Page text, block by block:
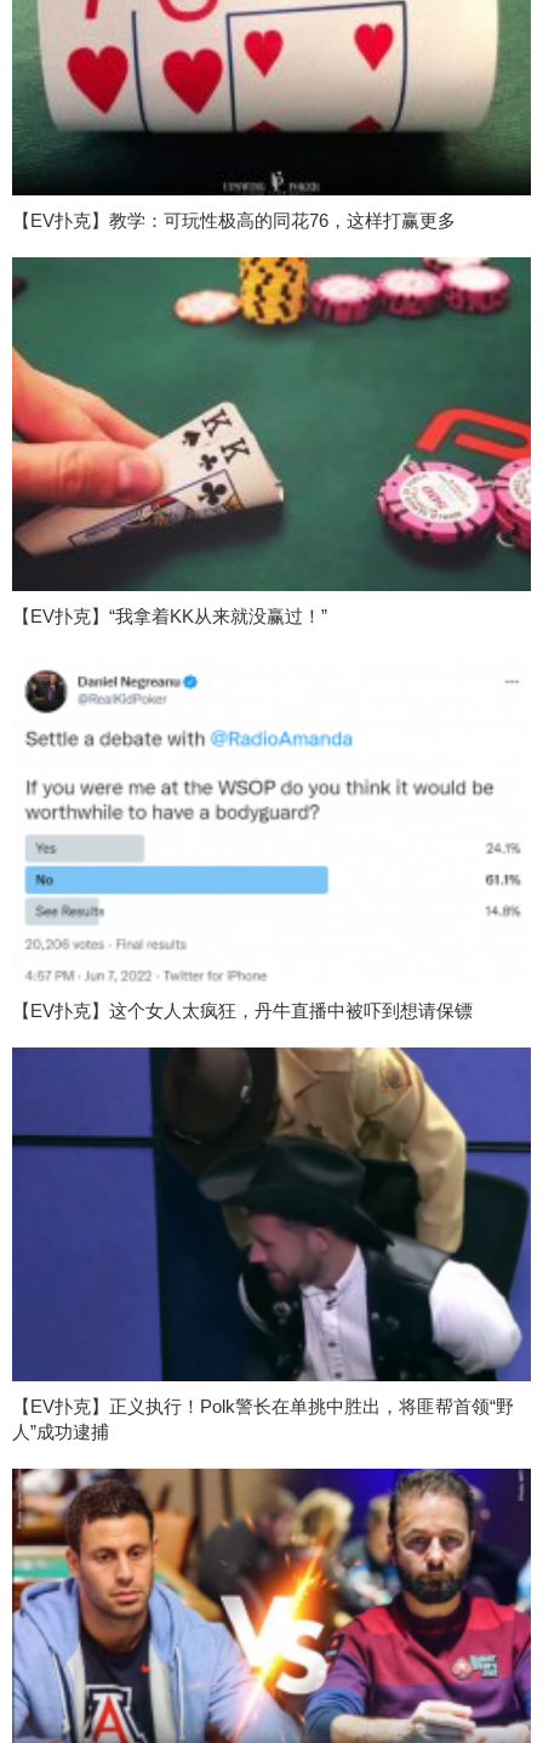
【EV扑克】教学：可玩性极高的同花76，这样打赢更多
【EV扑克】“我拿着KK从来就没赢过！”
【EV扑克】这个女人太疯狂，丹牛直播中被吓到想请保镖
【EV扑克】正义执行！Polk警长在单挑中胜出，将匪帮首领“野
人”成功逮捕